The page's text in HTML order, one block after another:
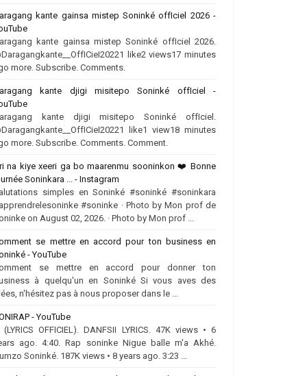
kante gainsa mistep Soninké offIciel 2026 -
kante gainsa mistep Soninké offIciel 2026.
like2 views17 minutes
more. Subscribe. Comments.
kante djigi misitepo Soninké offIciel -
kante djigi misitepo Soninké offIciel.
like1 view18 minutes
more. Subscribe. Comments. Comment.
na kiye xeeri ga bo maarenmu sooninkon ❤️‍ Bonne
Soninkara ... - Instagram
simples en Soninké #soninké #soninkara
#soninke · Photo by Mon prof de
on August 02, 2026. · Photo by Mon prof ...
se mettre en accord pour ton business en
- YouTube
se mettre en accord pour donner ton
à quelqu'un en Soninké Si vous aves des
n'hésitez pas à nous proposer dans le ...
- YouTube
(LYRICS OFFICIEL). DANFSII LYRICS. 47K views • 6
ago. 4:40. Rap soninke Nigue balle m'a Akhé.
Soninké. 187K views • 8 years ago. 3:23 ...